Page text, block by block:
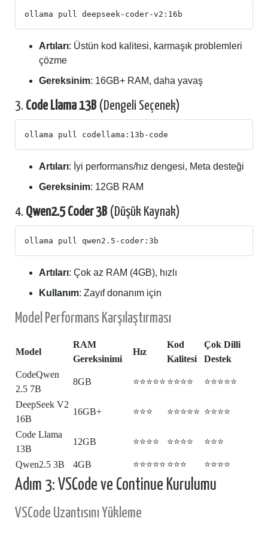
Artıları: Üstün kod kalitesi, karmaşık problemleri
çözme
Gereksinim: 16GB+ RAM, daha yavaş
3. Code Llama 13B (Dengeli Seçenek)
Artıları: İyi performans/hız dengesi, Meta desteği
Gereksinim: 12GB RAM
4. Qwen2.5 Coder 3B (Düşük Kaynak)
Artıları: Çok az RAM (4GB), hızlı
Kullanım: Zayıf donanım için
Model Performans Karşılaştırması
Model
RAM
Gereksinimi
Hız
Kod
Kalitesi
Çok Dilli
Destek
CodeQwen
2.5 7B
8GB ⭐⭐⭐⭐⭐ ⭐⭐⭐⭐ ⭐⭐⭐⭐⭐
DeepSeek V2
16B
16GB+ ⭐⭐⭐ ⭐⭐⭐⭐⭐ ⭐⭐⭐⭐
Code Llama
13B
12GB ⭐⭐⭐⭐ ⭐⭐⭐⭐ ⭐⭐⭐
Qwen2.5 3B 4GB ⭐⭐⭐⭐⭐ ⭐⭐⭐ ⭐⭐⭐⭐
Adım 3: VSCode ve Continue Kurulumu
VSCode Uzantısını Yükleme